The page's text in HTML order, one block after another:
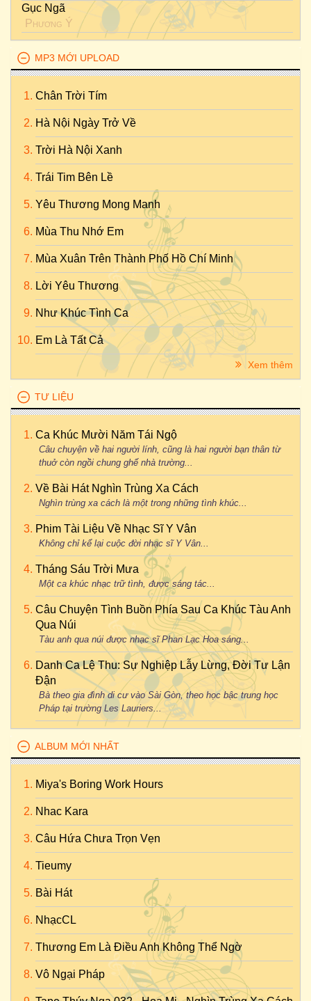
Gục Ngã
Phương Ý
MP3 MỚI UPLOAD
Chân Trời Tím
Hà Nội Ngày Trở Về
Trời Hà Nội Xanh
Trái Tim Bên Lề
Yêu Thương Mong Manh
Mùa Thu Nhớ Em
Mùa Xuân Trên Thành Phố Hồ Chí Minh
Lời Yêu Thương
Như Khúc Tình Ca
Em Là Tất Cả
Xem thêm
TƯ LIỆU
Ca Khúc Mười Năm Tái Ngộ
Câu chuyện về hai người lính, cũng là hai người bạn thân từ
thuở còn ngồi chung ghế nhà trường...
Về Bài Hát Nghìn Trùng Xa Cách
Nghìn trùng xa cách là một trong những tình khúc...
Phim Tài Liệu Về Nhạc Sĩ Y Vân
Không chỉ kể lại cuộc đời nhạc sĩ Y Vân...
Tháng Sáu Trời Mưa
Một ca khúc nhạc trữ tình, được sáng tác...
Câu Chuyện Tình Buồn Phía Sau Ca Khúc Tàu Anh
Qua Núi
Tàu anh qua núi được nhạc sĩ Phan Lạc Hoa sáng...
Danh Ca Lệ Thu: Sự Nghiệp Lẫy Lừng, Đời Tư Lận
Đận
Bà theo gia đình di cư vào Sài Gòn, theo học bậc trung học
Pháp tại trường Les Lauriers...
ALBUM MỚI NHẤT
Miya's Boring Work Hours
Nhac Kara
Câu Hứa Chưa Trọn Vẹn
Tieumy
Bài Hát
NhạcCL
Thương Em Là Điều Anh Không Thể Ngờ
Vô Ngại Pháp